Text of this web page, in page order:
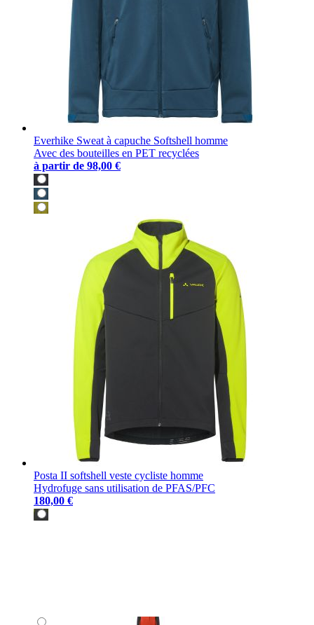
Everhike Sweat à capuche Softshell homme
Avec des bouteilles en PET recyclées
à partir de 98,00 €
Posta II softshell veste cycliste homme
Hydrofuge sans utilisation de PFAS/PFC
180,00 €